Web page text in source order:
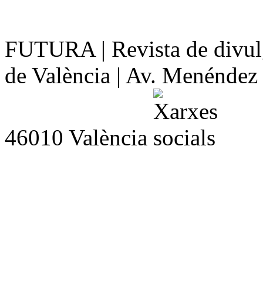
FUTURA | Revista de
de València | Av.
46010 València